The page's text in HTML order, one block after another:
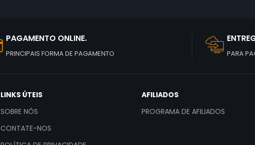
PAGAMENTO ONLINE.
PRINCIPAIS FORMA DE PAGAMENTO PARA
LINKS ÚTEIS
SOBRE NÓS
CONTATE-NOS
AFILIADOS
PROGRAMA DE AFILIADOS